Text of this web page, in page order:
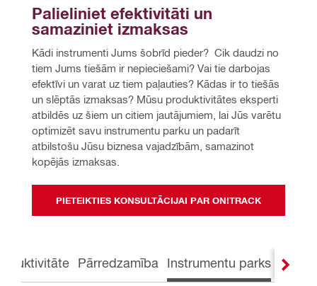
Palieliniet efektivitāti un
samaziniet izmaksas
Kādi instrumenti Jums šobrīd pieder?  Cik daudzi no
tiem Jums tiešām ir nepieciešami? Vai tie darbojas
efektīvi un varat uz tiem paļauties? Kādas ir to tiešās
un slēptās izmaksas? Mūsu produktivitātes eksperti
atbildēs uz šiem un citiem jautājumiem, lai Jūs varētu
optimizēt savu instrumentu parku un padarīt
atbilstošu Jūsu biznesa vajadzībām, samazinot
kopējās izmaksas.
PIETEIKTIES KONSULTĀCIJAI PAR ON!TRACK
Pārredzamība Instrumentu parks